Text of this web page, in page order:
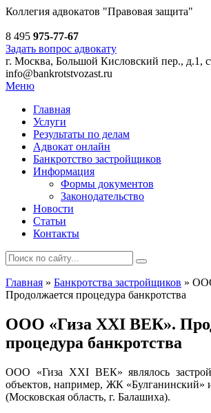
Коллегия адвокатов "Правовая защита"
8 495 975-77-67
Задать вопрос адвокату
г. Москва, Большой Кисловский пер., д.1,
info@bankrotstvozast.ru
Меню
Главная
Услуги
Результаты по делам
Адвокат онлайн
Банкротство застройщиков
Информация
Формы документов
Законодательство
Новости
Статьи
Контакты
Главная » Банкротства застройщиков »
Продолжается процедура банкротства
ООО «Гиза XXI ВЕК».
процедура банкротства
ООО «Гиза XXI ВЕК» являлось
объектов, например, ЖК
(Московская область, г. Балашиха).